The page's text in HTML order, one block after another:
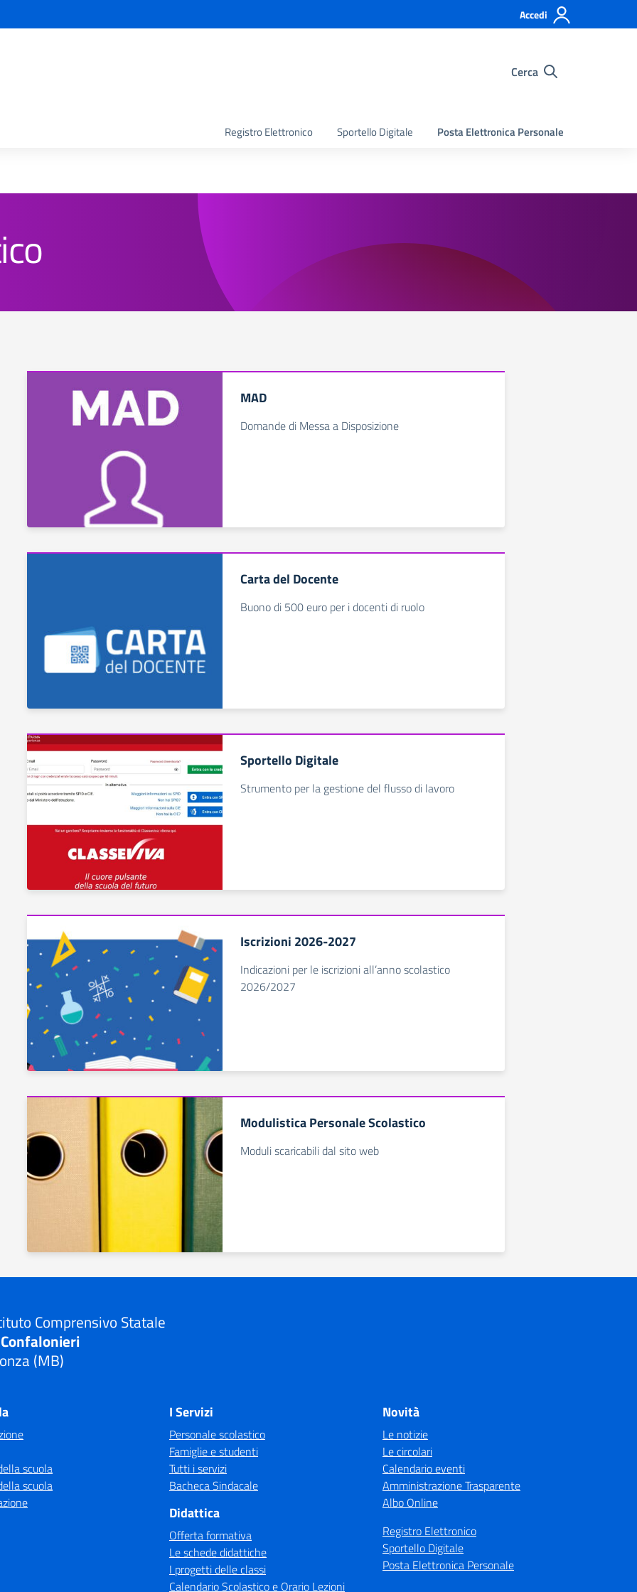
Accedi
Cerca
Registro Elettronico Sportello Digitale Posta Elettronica Personale
MAD
Domande di Messa a Disposizione
Carta del Docente
Buono di 500 euro per i docenti di ruolo
Sportello Digitale
Strumento per la gestione del flusso di lavoro
Iscrizioni 2026-2027
Indicazioni per le iscrizioni all’anno scolastico
2026/2027
Modulistica Personale Scolastico
Moduli scaricabili dal sito web
Comprensivo Statale
(MB)
scuola
scuola
I Servizi
Personale scolastico
Famiglie e studenti
Tutti i servizi
Bacheca Sindacale
Didattica
Offerta formativa
Le schede didattiche
I progetti delle classi
Calendario Scolastico e Orario Lezioni
Novità
Le notizie
Le circolari
Calendario eventi
Amministrazione Trasparente
Albo Online
Registro Elettronico
Sportello Digitale
Posta Elettronica Personale